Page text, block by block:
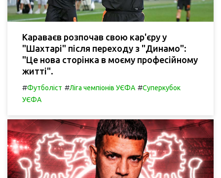
Караваєв розпочав свою кар'єру у
"Шахтарі" після переходу з "Динамо":
"Це нова сторінка в моєму професійному
житті".
#Футболіст #Ліга чемпіонів УЄФА #Суперкубок
УЄФА